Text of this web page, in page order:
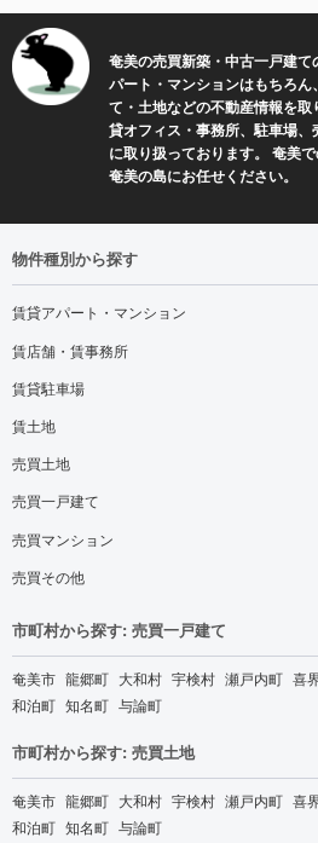
奄美の売買新築・中古一戸建
パート・マンションはもちろ
て・土地などの不動産情報を
貸オフィス・事務所、駐車場
に取り扱っております。 奄美
奄美の島にお任せください。
物件種別から探す
賃貸アパート・マンション
賃店舗・賃事務所
賃貸駐車場
賃土地
売買土地
売買一戸建て
売買マンション
売買その他
市町村から探す: 売買一戸建て
奄美市 龍郷町 大和村 宇検村 瀬戸内町 喜
和泊町 知名町 与論町
市町村から探す: 売買土地
奄美市 龍郷町 大和村 宇検村 瀬戸内町 喜
和泊町 知名町 与論町